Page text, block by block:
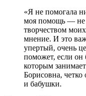
«Я не помогала
моя помощь — не
творчеством
мнение. И это
упертый, очень
поможет, если он
которым
Борисовна,
и бабушки.